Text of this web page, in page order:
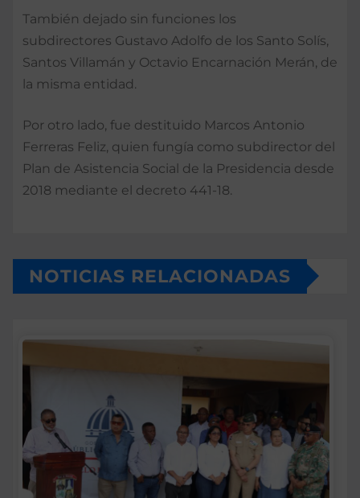
También dejado sin funciones los
subdirectores Gustavo Adolfo de los Santo Solís,
Santos Villamán y Octavio Encarnación Merán, de
la misma entidad.
Por otro lado, fue destituido Marcos Antonio
Ferreras Feliz, quien fungía como subdirector del
Plan de Asistencia Social de la Presidencia desde
2018 mediante el decreto 441-18.
NOTICIAS RELACIONADAS